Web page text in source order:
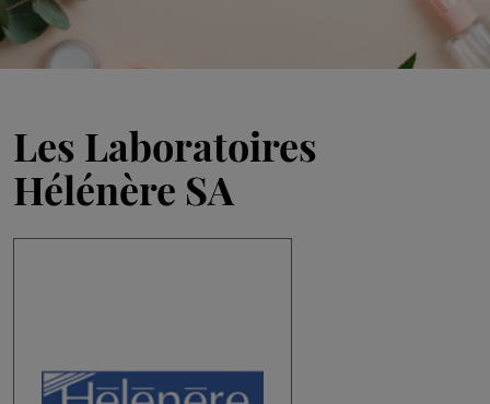
Les Laboratoires
Hélénère SA